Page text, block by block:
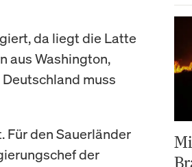
da liegt die Latte
aus Washington,
muss
Für den Sauerländer
der